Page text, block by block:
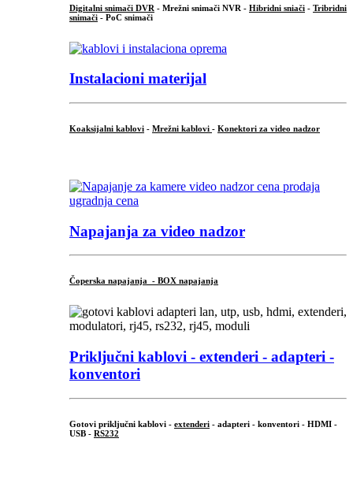
Digitalni snimači DVR - Mrežni snimači NVR - Hibridni sniači - Tribridni
snimači - PoC snimači
Instalacioni materijal
Koaksijalni kablovi - Mrežni kablovi - Konektori za video nadzor
Napajanja za video nadzor
Čoperska napajanja - BOX napajanja
Priključni kablovi - extenderi - adapteri -
konventori
Gotovi priključni kablovi - extenderi - adapteri - konventori - HDMI -
USB - RS232